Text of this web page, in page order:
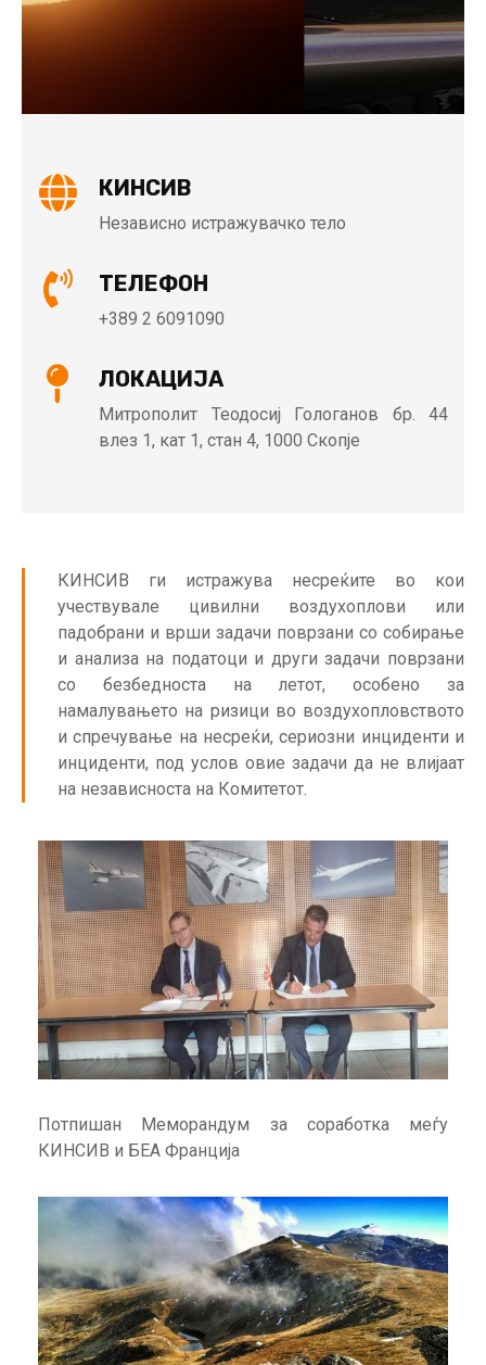
КИНСИВ
Независно истражувачко тело
ТЕЛЕФОН
+389 2 6091090
ЛОКАЦИЈА
Митрополит Теодосиј Гологанов бр. 44
влез 1, кат 1, стан 4, 1000 Скопје
КИНСИВ ги истражува несреќите во кои
учествувале цивилни воздухоплови или
падобрани и врши задачи поврзани со собирање
и анализа на податоци и други задачи поврзани
со безбедноста на летот, особено за
намалувањето на ризици во воздухопловството
и спречување на несреќи, сериозни инциденти и
инциденти, под услов овие задачи да не влијаат
на независноста на Комитетот.
Потпишан Меморандум за соработка меѓу
КИНСИВ и БЕА Франција